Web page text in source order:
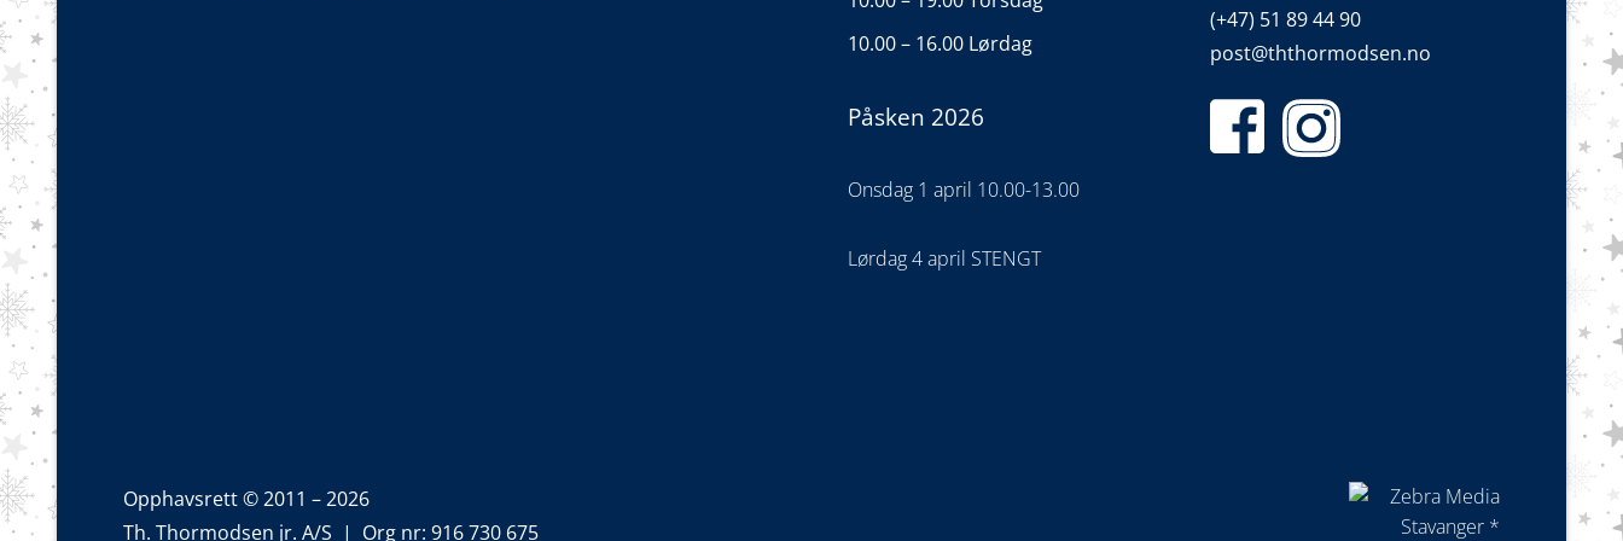
10.00 – 16.00 Lørdag
Påsken 2026
Onsdag 1 april 10.00-13.00
Lørdag 4 april STENGT
(+47) 51 89 44 90
post@ththormodsen.no
Opphavsrett © 2011 – 2026
Th. Thormodsen jr. A/S | Org nr: 916 730 675